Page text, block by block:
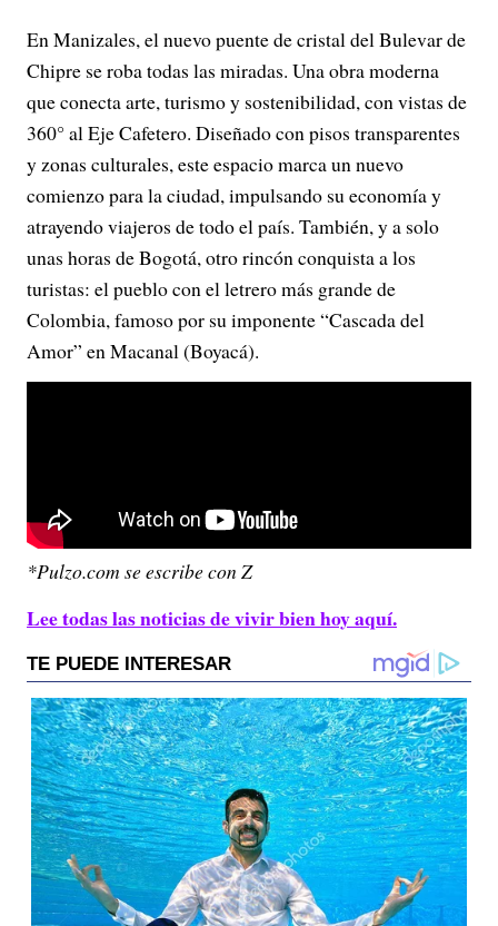
En Manizales, el nuevo puente de cristal del Bulevar de
Chipre se roba todas las miradas. Una obra moderna
que conecta arte, turismo y sostenibilidad, con vistas de
360° al Eje Cafetero. Diseñado con pisos transparentes
y zonas culturales, este espacio marca un nuevo
comienzo para la ciudad, impulsando su economía y
atrayendo viajeros de todo el país. También, y a solo
unas horas de Bogotá, otro rincón conquista a los
turistas: el pueblo con el letrero más grande de
Colombia, famoso por su imponente “Cascada del
Amor” en Macanal (Boyacá).
*Pulzo.com se escribe con Z
Lee todas las noticias de vivir bien hoy aquí.